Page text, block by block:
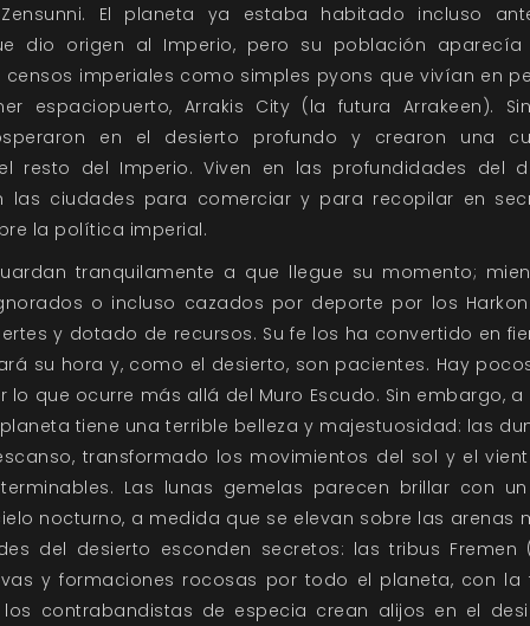
El planeta ya estaba habitado incluso
dio origen al Imperio, pero su población
imperiales como simples pyons que vivían en
espaciopuerto, Arrakis City (la futura Arrakeen).
en el desierto profundo y crearon una
resto del Imperio. Viven en las profundidades del
las ciudades para comerciar y para recopilar en
la política imperial.
tranquilamente a que llegue su momento;
o incluso cazados por deporte por los
y dotado de recursos. Su fe los ha convertido en
su hora y, como el desierto, son pacientes. Hay
lo que ocurre más allá del Muro Escudo. Sin embargo,
tiene una terrible belleza y majestuosidad: las
transformado los movimientos del sol y el
Las lunas gemelas parecen brillar con
nocturno, a medida que se elevan sobre las arenas
del desierto esconden secretos: las tribus Fremen
y formaciones rocosas por todo el planeta, con la
los contrabandistas de especia crean alijos en el